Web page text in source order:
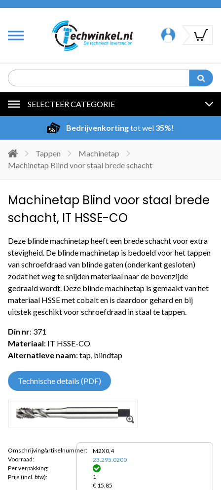
SELECTEER CATEGORIE
Bedrijvenkortingtot wel 35%!
Tappen
Machinetap
Machinetap Blind voor staal brede schacht
Machinetap Blind voor staal brede
schacht, IT HSSE-CO
Deze blinde machinetap heeft een brede schacht voor extra
stevigheid. De blinde machinetap is bedoeld voor het tappen
van schroefdraad van blinde gaten (onderkant gesloten)
zodat het weg te snijden materiaal naar de bovenzijde
gedraaid wordt. Deze blinde machinetap is gemaakt van het
materiaal HSSE met cobalt en is daardoor gehard en bij
uitstek geschikt voor schroefdraad in staal te tappen.
Din nr: 371
Materiaal: IT HSSE-CO
Alternatieve naam: tap, blindtap
Technische details (PDF)
Omschrijving/artikelnummer:
Voorraad:
Per verpakking:
Prijs (incl. btw):
M2X0,4
23.295.0200
1
€ 15,85